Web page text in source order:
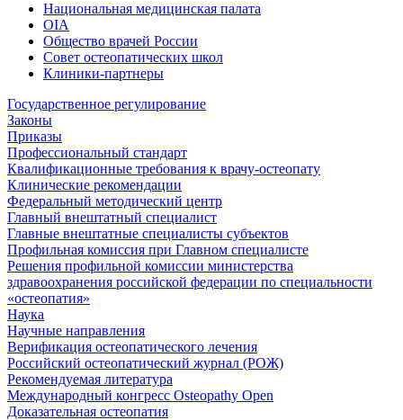
Национальная медицинская палата
OIA
Общество врачей России
Совет остеопатических школ
Клиники-партнеры
Государственное регулирование
Законы
Приказы
Профессиональный стандарт
Квалификационные требования к врачу-остеопату
Клинические рекомендации
Федеральный методический центр
Главный внештатный специалист
Главные внештатные специалисты субъектов
Профильная комиссия при Главном специалисте
Решения профильной комиссии министерства
здравоохранения российской федерации по специальности
«остеопатия»
Наука
Научные направления
Верификация остеопатического лечения
Российский остеопатический журнал (РОЖ)
Рекомендуемая литература
Международный конгресс Osteopathy Open
Доказательная остеопатия